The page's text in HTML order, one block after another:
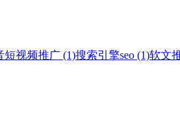
短视频推广 (1)搜索引擎seo (1)软文